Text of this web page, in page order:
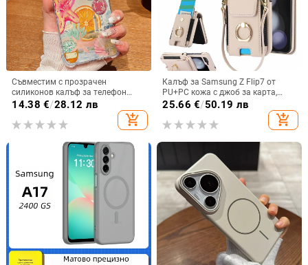
Съвместим с прозрачен
силиконов калъф за телефон
Samsung S25 Ultra,
персонализиран рисуван дизайн
за S24 FE и защитен калъф A55
14.38 €/28.12 лв
add_shopping_cart
Калъф за Samsung Z Flip7 от
PU+PC кожа с джоб за карта,
пръстен за държане, еластичен
държач за карти и кръстосана
презрамка
25.66 €/50.19 лв
add_shopping_cart